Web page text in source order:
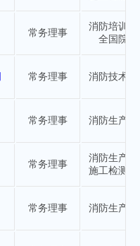
常务理事
消防培训学
全国院校
常务理事 消防技术服
常务理事 消防生产行
常务理事
消防生产行
施工检测行
常务理事 消防生产行